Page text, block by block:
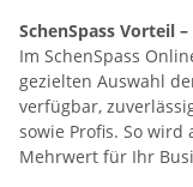
SchenSpass Vorteil
Im SchenSpass
gezielten Auswahl
verfügbar,
sowie Profis. So
Mehrwert für Ihr